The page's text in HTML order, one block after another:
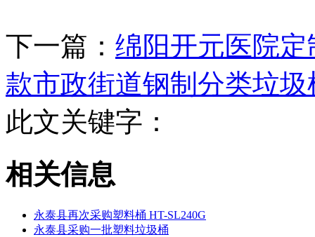
下一篇： 绵阳开元医院
款市政街道钢制分类垃
此文关键字：
相关信息
永泰县再次采购塑料桶 HT-SL240G
永泰县采购一批塑料垃圾桶